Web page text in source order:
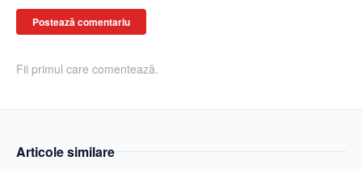
Postează comentariu
Fii primul care comentează.
Articole similare